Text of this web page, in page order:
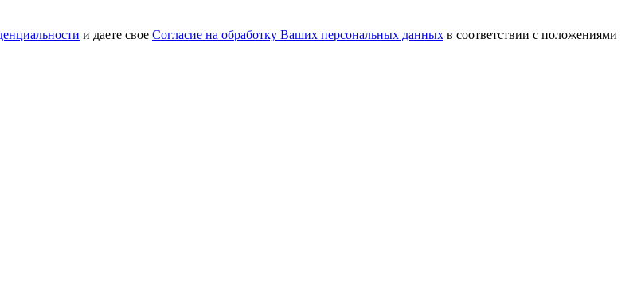
и даете свое Согласие на обработку Ваших персональных данных в соответствии с положениями